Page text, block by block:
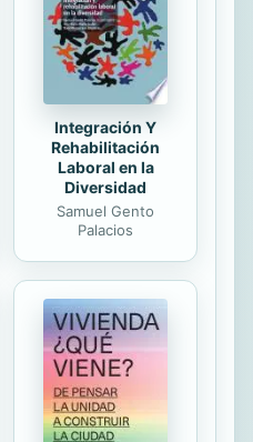
las grandes
la educación formal, a
análisis profundo del
Integración Y
Rehabilitación
Laboral en la
Diversidad
Samuel Gento
Palacios